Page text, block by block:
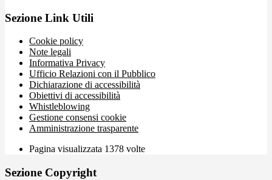
Sezione Link Utili
Cookie policy
Note legali
Informativa Privacy
Ufficio Relazioni con il Pubblico
Dichiarazione di accessibilità
Obiettivi di accessibilità
Whistleblowing
Gestione consensi cookie
Amministrazione trasparente
Pagina visualizzata 1378 volte
Sezione Copyright